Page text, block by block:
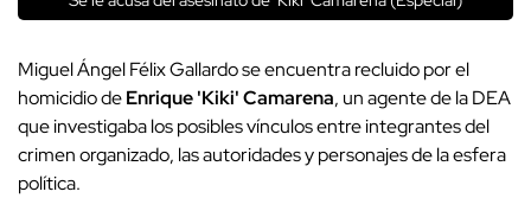
Miguel Ángel Félix Gallardo se encuentra recluido por el
homicidio deEnrique 'Kiki' Camarena, un agente de la DEA
que investigaba los posibles vínculos entre integrantes del
crimen organizado, las autoridades y personajes de la esfera
política.